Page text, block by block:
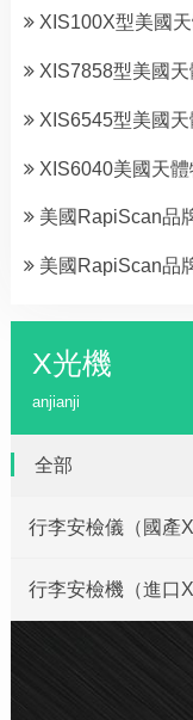
XIS100X型美國
XIS7858型美國天
XIS6545型美國天
XIS6040美國天體
美國RapiScan品
美國RapiScan品
X光機
anjianji
全部
行李安檢儀（國產X
行李安檢機（進口X